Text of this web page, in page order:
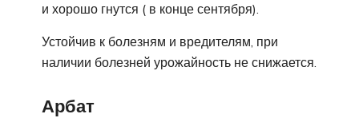
и хорошо гнутся ( в конце сентября).
Устойчив к болезням и вредителям, при
наличии болезней урожайность не снижается.
Арбат